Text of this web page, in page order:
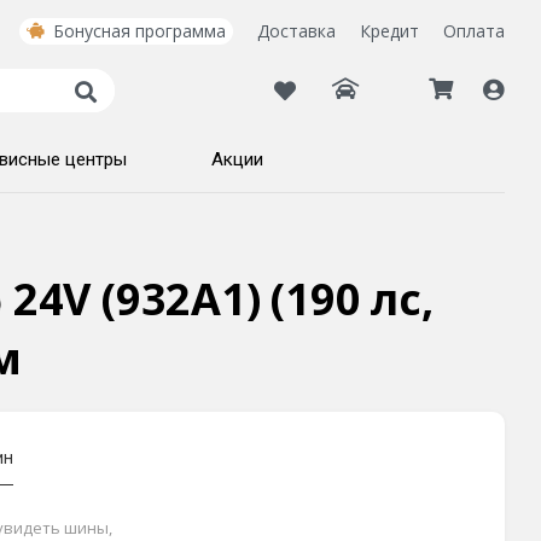
Бонусная программа Доставка Кредит Оплата
центры Акции
(932A1) (190 лс,
шины,